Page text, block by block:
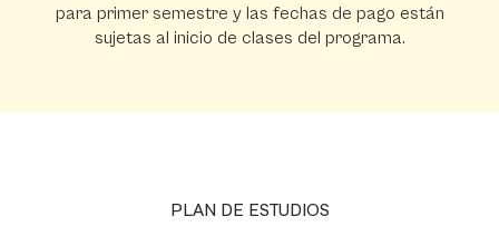
para primer semestre y las fechas de pago están
sujetas al inicio de clases del programa.
PLAN DE ESTUDIOS